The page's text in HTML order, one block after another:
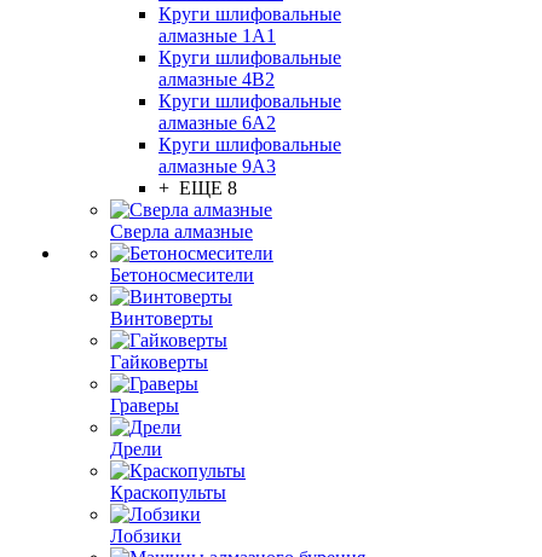
Круги шлифовальные
алмазные 1А1
Круги шлифовальные
алмазные 4В2
Круги шлифовальные
алмазные 6A2
Круги шлифовальные
алмазные 9А3
+ ЕЩЕ 8
Сверла алмазные
Бетоносмесители
Винтоверты
Гайковерты
Граверы
Дрели
Краскопульты
Лобзики